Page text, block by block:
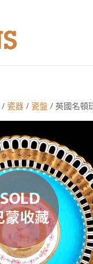
/瓷器 /瓷盤 / 英國名頓